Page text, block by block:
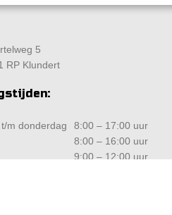
5
RP Klundert
m donderdag
8:00 – 17:00 uur
8:00 – 16:00 uur
9:00 – 12:00 uur